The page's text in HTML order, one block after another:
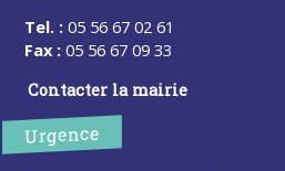
Tel. : 05 56 67 02 61
Fax : 05 56 67 09 33
Contacter la mairie
Urgence